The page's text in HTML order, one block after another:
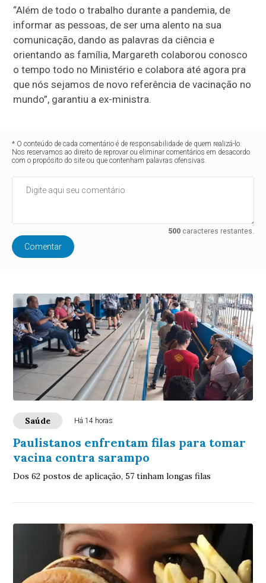
“Além de todo o trabalho durante a pandemia, de
informar as pessoas, de ser uma alento na sua
comunicação, dando as palavras da ciência e
orientando as família, Margareth colaborou conosco
o tempo todo no Ministério e colabora até agora pra
que nós sejamos de novo referência de vacinação no
mundo”, garantiu a ex-ministra.
* O conteúdo de cada comentário é de responsabilidade de quem realizá-lo.
Nos reservamos ao direito de reprovar ou eliminar comentários em desacordo
com o propósito do site ou que contenham palavras ofensivas.
500caracteres restantes.
Comentar
Saúde Há 14 horas
Paulistanos enfrentam filas para tomar
vacina contra sarampo
Dos 62 postos de aplicação, 57 tinham longas filas